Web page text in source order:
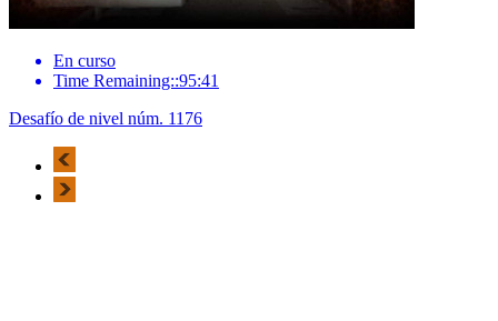
En curso
Time Remaining::95:41
Desafío de nivel núm. 1176